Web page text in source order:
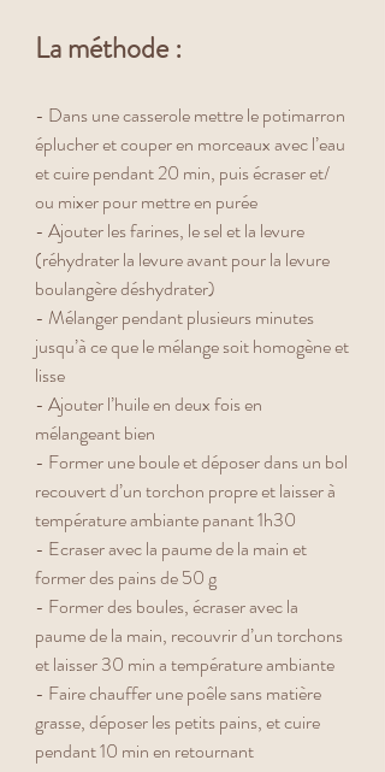
La méthode :
- Dans une casserole mettre le potimarron
éplucher et couper en morceaux avec l’eau
et cuire pendant 20 min, puis écraser et/
ou mixer pour mettre en purée
- Ajouter les farines, le sel et la levure
(réhydrater la levure avant pour la levure
boulangère déshydrater)
- Mélanger pendant plusieurs minutes
jusqu’à ce que le mélange soit homogène et
lisse
- Ajouter l’huile en deux fois en
mélangeant bien
- Former une boule et déposer dans un bol
recouvert d’un torchon propre et laisser à
température ambiante panant 1h30
- Ecraser avec la paume de la main et
former des pains de 50 g
- Former des boules, écraser avec la
paume de la main, recouvrir d’un torchons
et laisser 30 min a température ambiante
- Faire chauffer une poêle sans matière
grasse, déposer les petits pains, et cuire
pendant 10 min en retournant